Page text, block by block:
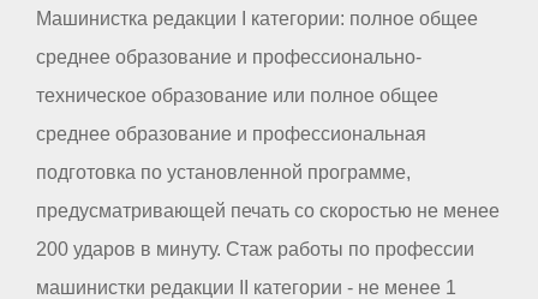
Машинистка редакции I категории: полное общее
среднее образование и профессионально-
техническое образование или полное общее
среднее образование и профессиональная
подготовка по установленной программе,
предусматривающей печать со скоростью не менее
200 ударов в минуту. Стаж работы по профессии
машинистки редакции II категории - не менее 1